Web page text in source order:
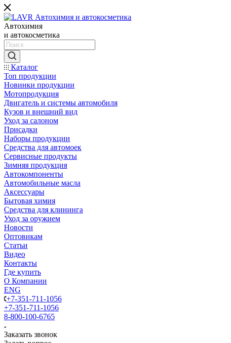
Автохимия
и автокосметика
Каталог
Топ продукции
Новинки продукции
Мотопродукция
Двигатель и системы автомобиля
Кузов и внешний вид
Уход за салоном
Присадки
Наборы продукции
Средства для автомоек
Сервисные продукты
Зимняя продукция
Автокомпоненты
Автомобильные масла
Аксессуары
Бытовая химия
Средства для клининга
Уход за оружием
Новости
Оптовикам
Статьи
Видео
Контакты
Где купить
О Компании
ENG
+7-351-711-1056
+7-351-711-1056
8-800-100-6765
Заказать звонок